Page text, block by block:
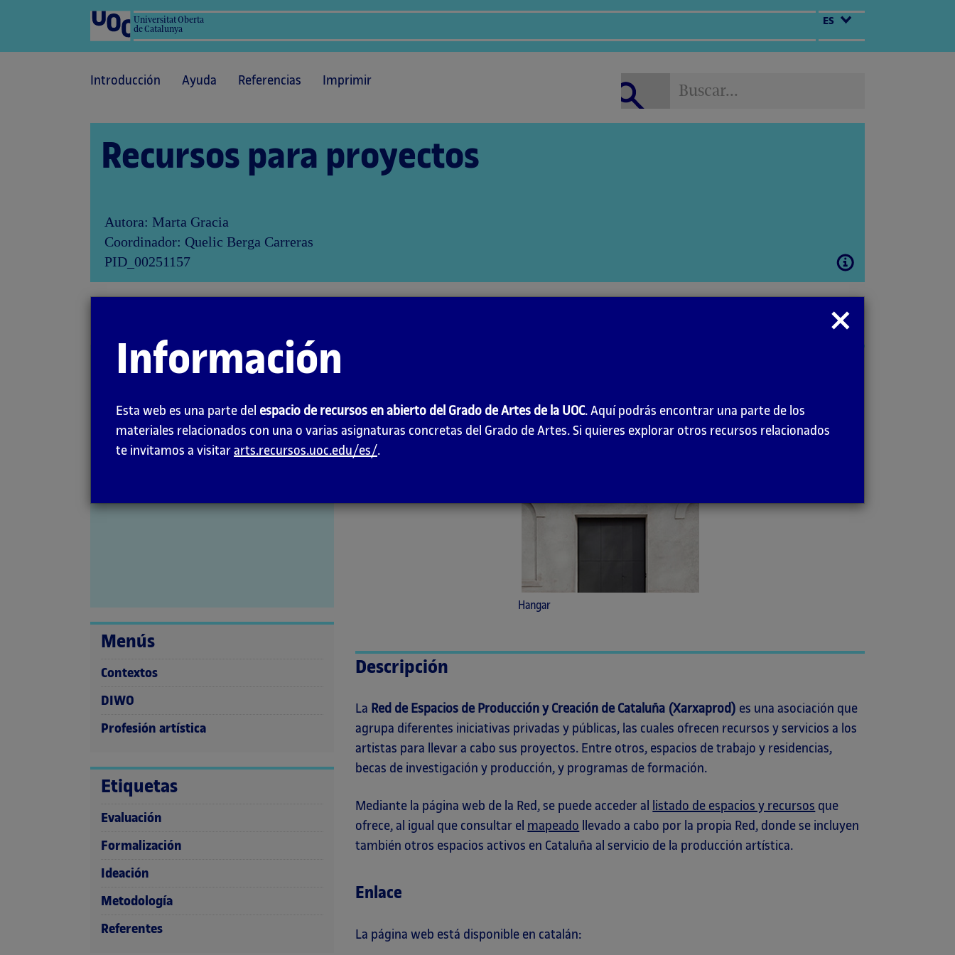
Universitat Oberta
de Catalunya
ES
Introducción Ayuda Referencias Imprimir Buscar...
Recursos para proyectos
Autora: Marta Gracia
Coordinador: Quelic Berga Carreras
PID_00251157
Abrir
página
principal
Red de Espacios
de Producción y
Creación de
Menús
Contextos
DIWO
Profesión artística
Etiquetas
Evaluación
Formalización
Ideación
Metodología
Referentes
Hangar
Descripción
La Red de Espacios de Producción y Creación de Cataluña (Xarxaprod) es una asociación que
agrupa diferentes iniciativas privadas y públicas, las cuales ofrecen recursos y servicios a los
artistas para llevar a cabo sus proyectos. Entre otros, espacios de trabajo y residencias,
becas de investigación y producción, y programas de formación.
Mediante la página web de la Red, se puede acceder al listado de espacios y recursos que
ofrece, al igual que consultar el mapeado llevado a cabo por la propia Red, donde se incluyen
también otros espacios activos en Cataluña al servicio de la producción artística.
Enlace
La página web está disponible en catalán:
Cerrar
modal
Información
Esta web es una parte del espacio de recursos en abierto del Grado de Artes de la UOC. Aquí podrás encontrar una parte de los
materiales relacionados con una o varias asignaturas concretas del Grado de Artes. Si quieres explorar otros recursos relacionados
te invitamos a visitar arts.recursos.uoc.edu/es/.